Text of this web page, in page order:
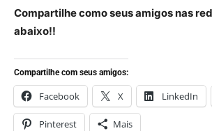
Compartilhe como seus amigos nas
abaixo!!
Compartilhe com seus amigos:
Facebook X LinkedIn
Pinterest Mais